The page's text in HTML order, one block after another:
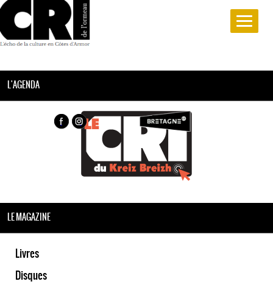
L'AGENDA
LE MAGAZINE
Livres
Disques